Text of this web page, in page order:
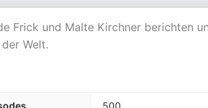
Frick und Malte Kirchner berichten
Welt.
500